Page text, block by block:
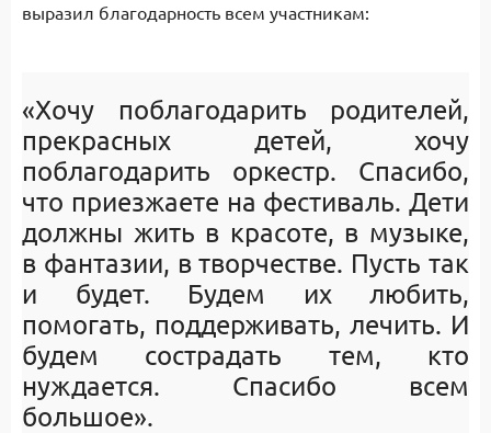
выразил благодарность всем участникам:
«Хочу поблагодарить родителей,
прекрасных детей, хочу
поблагодарить оркестр. Спасибо,
что приезжаете на фестиваль. Дети
должны жить в красоте, в музыке,
в фантазии, в творчестве. Пусть так
и будет. Будем их любить,
помогать, поддерживать, лечить. И
будем сострадать тем, кто
нуждается. Спасибо всем
большое».